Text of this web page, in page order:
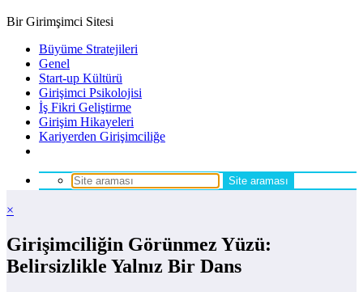
Bir Girimşimci Sitesi
Büyüme Stratejileri
Genel
Start-up Kültürü
Girişimci Psikolojisi
İş Fikri Geliştirme
Girişim Hikayeleri
Kariyerden Girişimciliğe
×
Girişimciliğin Görünmez Yüzü:
Belirsizlikle Yalnız Bir Dans